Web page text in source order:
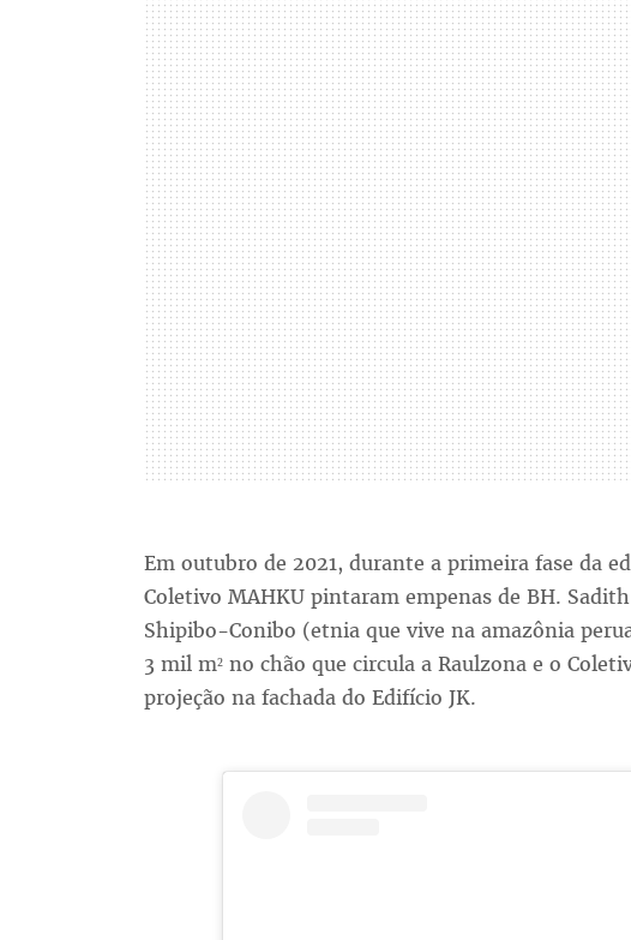
Em outubro de 2021, durante a primeira fase da
Coletivo MAHKU pintaram empenas de BH.
Shipibo-Conibo (etnia que vive na amazônia
3 mil m² no chão que circula a Raulzona e o
projeção na fachada do Edifício JK.